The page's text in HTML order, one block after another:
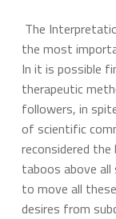
The
the most
In it is possible
therapeutic
followers, in
of scientific
reconsidered
taboos above all
to move all
desires from